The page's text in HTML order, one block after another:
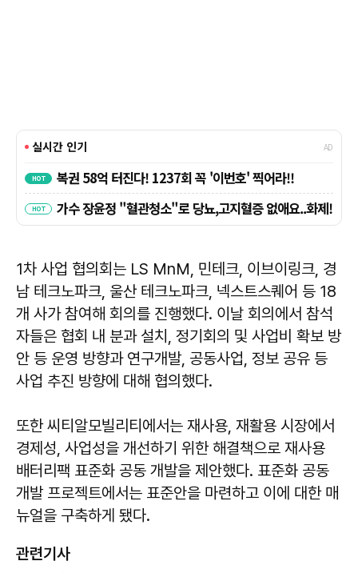
1차 사업 협의회는 LS MnM, 민테크, 이브이링크, 경
남 테크노파크, 울산 테크노파크, 넥스트스퀘어 등 18
개 사가 참여해 회의를 진행했다. 이날 회의에서 참석
자들은 협회 내 분과 설치, 정기회의 및 사업비 확보 방
안 등 운영 방향과 연구개발, 공동사업, 정보 공유 등
사업 추진 방향에 대해 협의했다.
또한 씨티알모빌리티에서는 재사용, 재활용 시장에서
경제성, 사업성을 개선하기 위한 해결책으로 재사용
배터리팩 표준화 공동 개발을 제안했다. 표준화 공동
개발 프로젝트에서는 표준안을 마련하고 이에 대한 매
뉴얼을 구축하게 됐다.
관련기사